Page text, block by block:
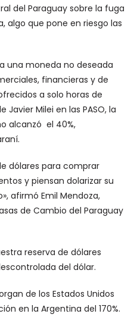
del Paraguay sobre la fuga
algo que pone en riesgo las
una moneda no deseada
financieras y de
a solo horas de
Milei en las PASO, la
alcanzó el 40%,
dólares para comprar
y piensan dolarizar su
afirmó Emil Mendoza,
de Cambio del Paraguay
reserva de dólares
del dólar.
de los Estados Unidos
en la Argentina del 170%.